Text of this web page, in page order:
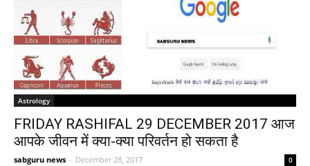
Astrology
FRIDAY RASHIFAL 29 DECEMBER 2017 आज
आपके जीवन में क्या-क्या परिवर्तन हो सकता है
sabguru news - December 28, 2017 0